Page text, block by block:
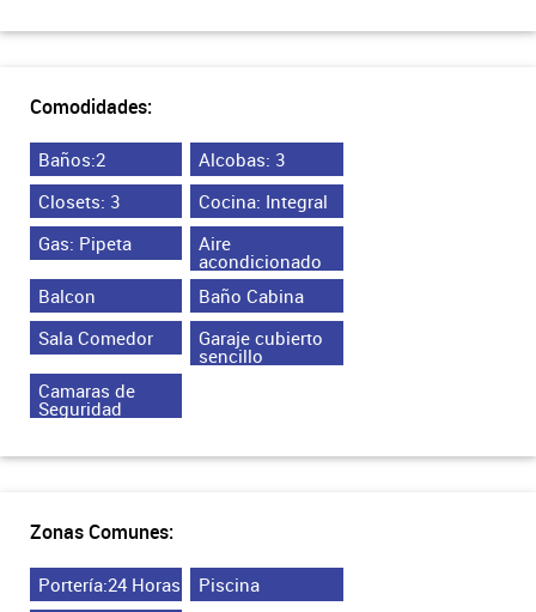
Comodidades:
Baños:2
Alcobas: 3
Closets: 3
Cocina: Integral
Gas: Pipeta
Aire
acondicionado
Balcon
Baño Cabina
Sala Comedor
Garaje cubierto
sencillo
Camaras de
Seguridad
Zonas Comunes:
Portería:24 Horas
Piscina